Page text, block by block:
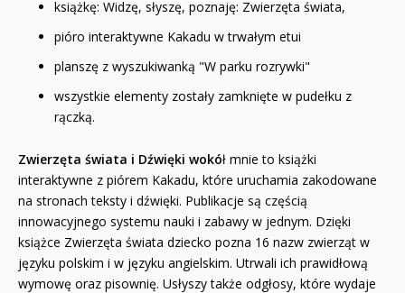
książkę: Widzę, słyszę, poznaję: Zwierzęta świata,
pióro interaktywne Kakadu w trwałym etui
planszę z wyszukiwanką "W parku rozrywki"
wszystkie elementy zostały zamknięte w pudełku z
rączką.
Zwierzęta świata i Dźwięki wokół mnie to książki
interaktywne z piórem Kakadu, które uruchamia zakodowane
na stronach teksty i dźwięki. Publikacje są częścią
innowacyjnego systemu nauki i zabawy w jednym. Dzięki
książce Zwierzęta świata dziecko pozna 16 nazw zwierząt w
języku polskim i w języku angielskim. Utrwali ich prawidłową
wymowę oraz pisownię. Usłyszy także odgłosy, które wydaje